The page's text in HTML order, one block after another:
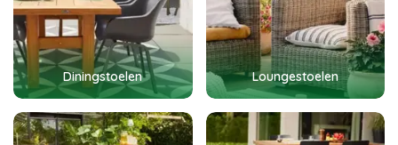
Diningstoelen Loungestoelen